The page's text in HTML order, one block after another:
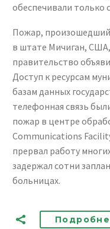
обеспечивали только
Пожар, произошедший
в штате Мичиган,
правительство
Доступ к ресурсам
базам данных
телефонная связь
пожар в центре
Communications
прервал работу
задержал сотни
больницах.